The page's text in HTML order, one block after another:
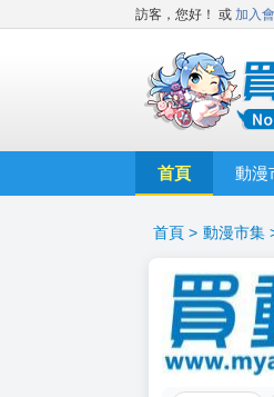
訪客，您好！ 或 加入
首頁 動漫
首頁 > 動漫市集